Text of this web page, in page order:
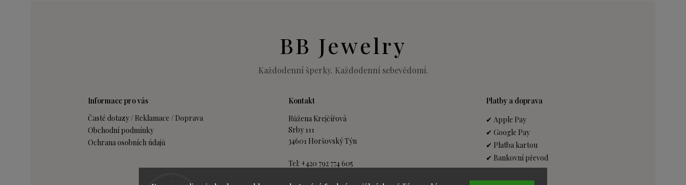
BB Jewelry
Každodenní šperky. Každodenní sebevědomí.
Informace pro vás
Časté dotazy / Reklamace / Doprava
Obchodní podmínky
Ochrana osobních údajů
Kontakt
Růžena Krejčířová
Srby 111
34601 Horšovský Týn
Tel: +420 792 774 605
Platby a doprava
✔ Apple Pay
✔ Google Pay
✔ Platba kartou
✔ Bankovní převod